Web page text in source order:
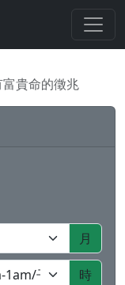
貴命的徵兆
月
時